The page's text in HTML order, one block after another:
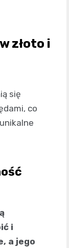
złoto i
się
co
i
a jego